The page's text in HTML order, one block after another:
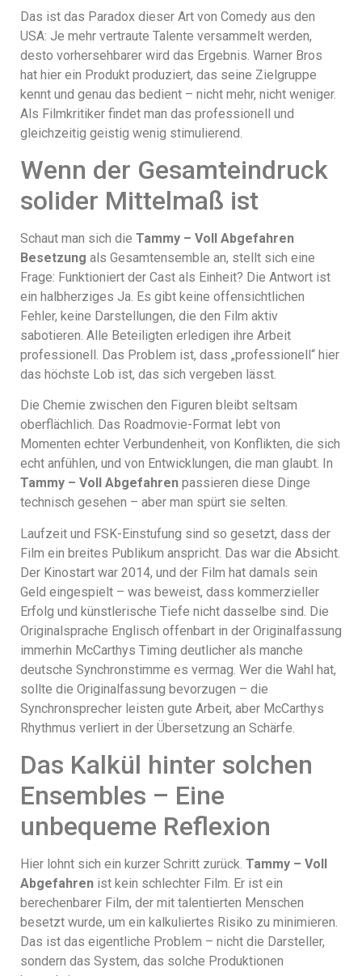
Das ist das Paradox dieser Art von Comedy aus den
USA: Je mehr vertraute Talente versammelt werden,
desto vorhersehbarer wird das Ergebnis. Warner Bros
hat hier ein Produkt produziert, das seine Zielgruppe
kennt und genau das bedient – nicht mehr, nicht weniger.
Als Filmkritiker findet man das professionell und
gleichzeitig geistig wenig stimulierend.
Wenn der Gesamteindruck
solider Mittelmaß ist
Schaut man sich die Tammy – Voll Abgefahren
Besetzung als Gesamtensemble an, stellt sich eine
Frage: Funktioniert der Cast als Einheit? Die Antwort ist
ein halbherziges Ja. Es gibt keine offensichtlichen
Fehler, keine Darstellungen, die den Film aktiv
sabotieren. Alle Beteiligten erledigen ihre Arbeit
professionell. Das Problem ist, dass „professionell“ hier
das höchste Lob ist, das sich vergeben lässt.
Die Chemie zwischen den Figuren bleibt seltsam
oberflächlich. Das Roadmovie-Format lebt von
Momenten echter Verbundenheit, von Konflikten, die sich
echt anfühlen, und von Entwicklungen, die man glaubt. In
Tammy – Voll Abgefahren passieren diese Dinge
technisch gesehen – aber man spürt sie selten.
Laufzeit und FSK-Einstufung sind so gesetzt, dass der
Film ein breites Publikum anspricht. Das war die Absicht.
Der Kinostart war 2014, und der Film hat damals sein
Geld eingespielt – was beweist, dass kommerzieller
Erfolg und künstlerische Tiefe nicht dasselbe sind. Die
Originalsprache Englisch offenbart in der Originalfassung
immerhin McCarthys Timing deutlicher als manche
deutsche Synchronstimme es vermag. Wer die Wahl hat,
sollte die Originalfassung bevorzugen – die
Synchronsprecher leisten gute Arbeit, aber McCarthys
Rhythmus verliert in der Übersetzung an Schärfe.
Das Kalkül hinter solchen
Ensembles – Eine
unbequeme Reflexion
Hier lohnt sich ein kurzer Schritt zurück. Tammy – Voll
Abgefahren ist kein schlechter Film. Er ist ein
berechenbarer Film, der mit talentierten Menschen
besetzt wurde, um ein kalkuliertes Risiko zu minimieren.
Das ist das eigentliche Problem – nicht die Darsteller,
sondern das System, das solche Produktionen